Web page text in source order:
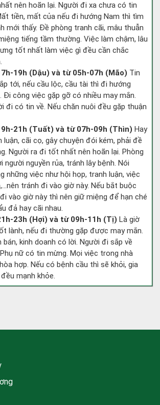
nên hoãn lại. Người đi xa chưa có tin
tiền, mất của nếu đi hướng Nam thì tìm
mới thấy. Đề phòng tranh cãi, mâu thuẫn
tiếng tầm thường. Việc làm chậm, lâu
tốt nhất làm việc gì đều cần chắc
19h (Dậu) và từ 05h-07h (Mão) Tin
tới, nếu cầu lộc, cầu tài thì đi hướng
Đi công việc gặp gỡ có nhiều may mắn.
đi có tin về. Nếu chăn nuôi đều gặp thuận
21h (Tuất) và từ 07h-09h (Thìn) Hay
luận, cãi cọ, gây chuyện đói kém, phải đề
Người ra đi tốt nhất nên hoãn lại. Phòng
người nguyền rủa, tránh lây bệnh. Nói
những việc như hội họp, tranh luận, việc
tránh đi vào giờ này. Nếu bắt buộc
vào giờ này thì nên giữ miệng để hạn ché
đả hay cãi nhau.
23h (Hợi) và từ 09h-11h (Tị) Là giờ
lành, nếu đi thường gặp được may mắn.
bán, kinh doanh có lời. Người đi sắp về
nữ có tin mừng. Mọi việc trong nhà
hợp. Nếu có bệnh cầu thì sẽ khỏi, gia
mạnh khỏe.